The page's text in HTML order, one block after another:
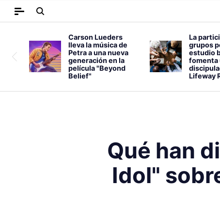
Carson Lueders
lleva la música de
Petra a una nueva
generación en la
película "Beyond
Belief"
La
grupos
estudio
fomenta
Lifeway
Qué han
Idol"